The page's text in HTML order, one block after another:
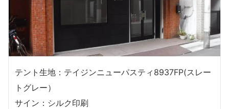
テント生地：テイジンニューパスティ8937FP(スレー
トグレー）
サイン：シルク印刷